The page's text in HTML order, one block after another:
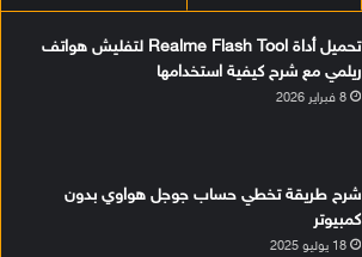
تحميل أداة Realme Flash Tool لتفليش هواتف
ريلمي مع شرح كيفية استخدامها
8 فبراير 2026
شرح طريقة تخطي حساب جوجل هواوي بدون
كمبيوتر
18 يوليو 2025